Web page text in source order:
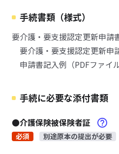
手続書類（様式）
要介護・要支援認定更新申請
要介護・要支援認定更新申
申請書記入例（PDFファイル
手続に必要な添付書類
●介護保険被保険者証
必須 別途原本の提出が必要